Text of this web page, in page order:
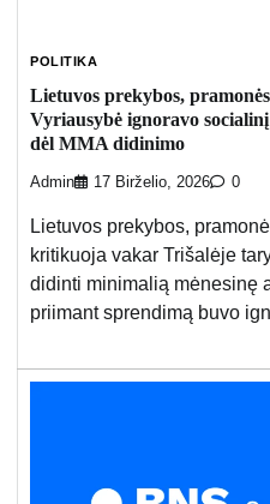
POLITIKA
Lietuvos prekybos,
Vyriausybė ignoravo
dėl MMA didinimo
Admin 17 Birželio, 2026 0
Lietuvos prekybos,
kritikuoja vakar Trišalėje
didinti minimalią mėnesinę
priimant sprendimą buvo